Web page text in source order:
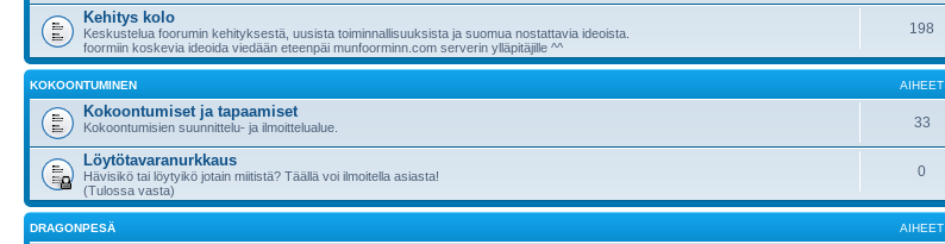
Kehitys kolo
Keskustelua foorumin kehityksestä, uusista toiminnallisuuksista ja suomua nostattavia ideoista.
foormiin koskevia ideoida viedään eteenpäi munfoorminn.com serverin ylläpitäjille ^^
198
KOKOONTUMINEN AIHEET
Kokoontumiset ja tapaamiset
Kokoontumisien suunnittelu- ja ilmoittelualue. 33
Löytötavaranurkkaus
Hävisikö tai löytyikö jotain miitistä? Täällä voi ilmoitella asiasta!
(Tulossa vasta)
0
DRAGONPESÄ AIHEET